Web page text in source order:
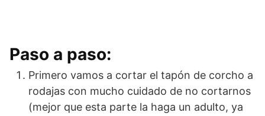
Paso a paso:
Primero vamos a cortar el tapón de corcho a
rodajas con mucho cuidado de no cortarnos
(mejor que esta parte la haga un adulto, ya